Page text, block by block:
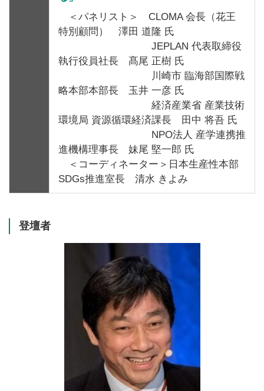
＜パネリスト＞ CLOMA 会長（花王
特別顧問） 澤田 道隆 氏
JEPLAN 代表取締役
執行役員社長 髙尾 正樹 氏
川崎市 臨海部国際戦
略本部本部長 玉井 一彦 氏
経済産業省 産業技術
環境局 資源循環経済課長 田中 将吾 氏
NPO法人 産学連携推
進機構理事長 妹尾 堅一郎 氏
＜コーディネーター＞日本生産性本部
SDGs推進室長 清水 きよみ
登壇者